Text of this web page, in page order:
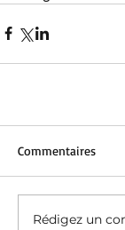
Commentaires
Rédigez un